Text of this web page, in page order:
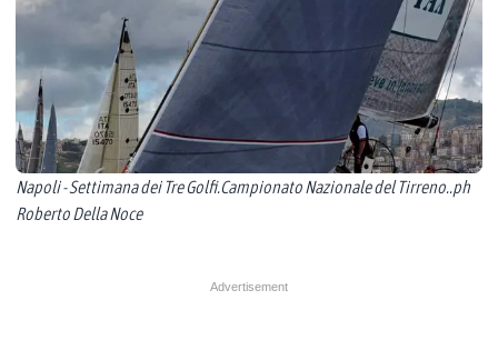
Napoli - Settimana dei Tre Golfi.Campionato Nazionale del Tirreno..ph
Roberto Della Noce